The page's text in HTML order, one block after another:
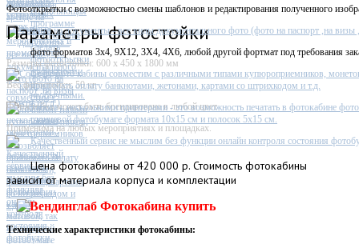
Параметры фотостойки
Размеры фотостойки: 600 х 450 х 1800 мм
Вес фотостойки: 50 кг
Фотостойка может быть брендирована в любой цвет
Применима на любых мероприятиях и площадках.
Фотооткрытки с возможностью смены шаблонов и редактирования полученного
Фото на документы - все виды документального фото (фото на паспорт ,на визы
фото форматов 3х4, 9X12, 3X4, 4X6, любой другой фортмат под требования
Софт фото кабины совместим с различными типами купюроприемников,
принимать оплату банкнотами, жетонами, картами со штрихкодом и т.д.
Работа с несколькими принтерами - это возможность печатать в фотокабине
глянцевой фотобумаге формата 10х15 см и полосок 5х15 см.
Качественный сервис не мыслим без функции онлайн контроля состояния
Ценафотокабины от 420 000 р. Стоимость фотокабины
зависит от материала корпуса и комплектации
Технические характеристики фотокабины: